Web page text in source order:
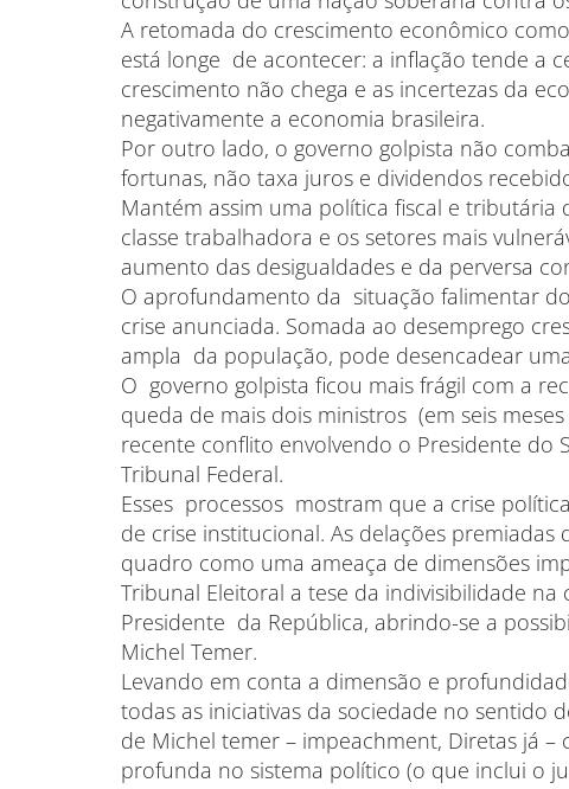
A retomada do crescimento econômico
está longe de acontecer: a inflação tende a
crescimento não chega e as incertezas da
negativamente a economia brasileira.
Por outro lado, o governo golpista não
fortunas, não taxa juros e dividendos
Mantém assim uma política fiscal e tributária
classe trabalhadora e os setores mais
aumento das desigualdades e da perversa
O aprofundamento da situação falimentar
crise anunciada. Somada ao desemprego
ampla da população, pode desencadear
O governo golpista ficou mais frágil com a
queda de mais dois ministros (em seis
recente conflito envolvendo o Presidente do
Tribunal Federal.
Esses processos mostram que a crise
de crise institucional. As delações
quadro como uma ameaça de dimensões
Tribunal Eleitoral a tese da indivisibilidade
Presidente da República, abrindo-se a
Michel Temer.
Levando em conta a dimensão e
todas as iniciativas da sociedade no sentido
de Michel temer – impeachment, Diretas já
profunda no sistema político (o que inclui o